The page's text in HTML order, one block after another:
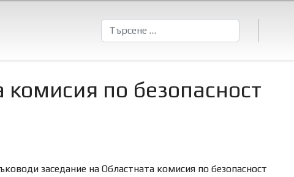
Търсене
по безопасност
заседание на Областната комисия по безопасност